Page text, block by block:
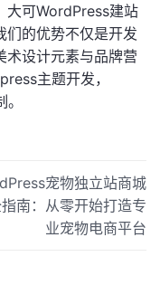
大可WordPress建站
们的优势不仅是开发
术设计元素与品牌营
主题开发，
宠物独立站商城
南：从零开始打造专
业宠物电商平台